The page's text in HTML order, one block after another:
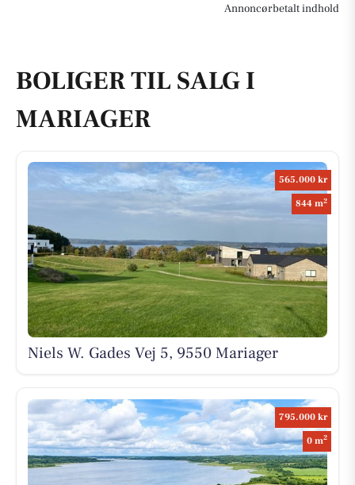
Annoncørbetalt indhold
BOLIGER TIL SALG I
MARIAGER
565.000 kr
844 m2
Niels W. Gades Vej 5, 9550 Mariager
795.000 kr
0 m2